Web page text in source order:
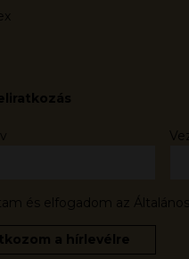
és elfogadom az